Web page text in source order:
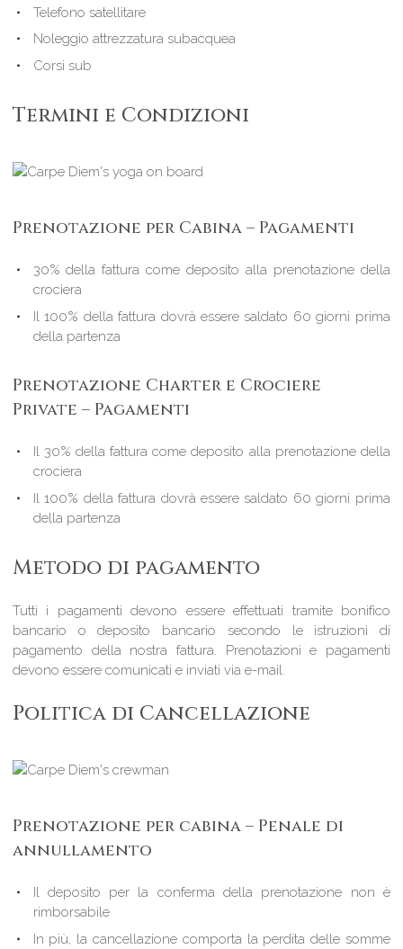
Telefono satellitare
Noleggio attrezzatura subacquea
Corsi sub
Termini e Condizioni
Prenotazione per Cabina – Pagamenti
30% della fattura come deposito alla prenotazione della
crociera
Il 100% della fattura dovrà essere saldato 60 giorni prima
della partenza
Prenotazione Charter e Crociere
Private – Pagamenti
Il 30% della fattura come deposito alla prenotazione della
crociera
Il 100% della fattura dovrà essere saldato 60 giorni prima
della partenza
Metodo di pagamento
Tutti i pagamenti devono essere effettuati tramite bonifico
bancario o deposito bancario secondo le istruzioni di
pagamento della nostra fattura. Prenotazioni e pagamenti
devono essere comunicati e inviati via e-mail.
Politica di Cancellazione
Prenotazione per cabina – Penale di
annullamento
Il deposito per la conferma della prenotazione non è
rimborsabile
In più, la cancellazione comporta la perdita delle somme